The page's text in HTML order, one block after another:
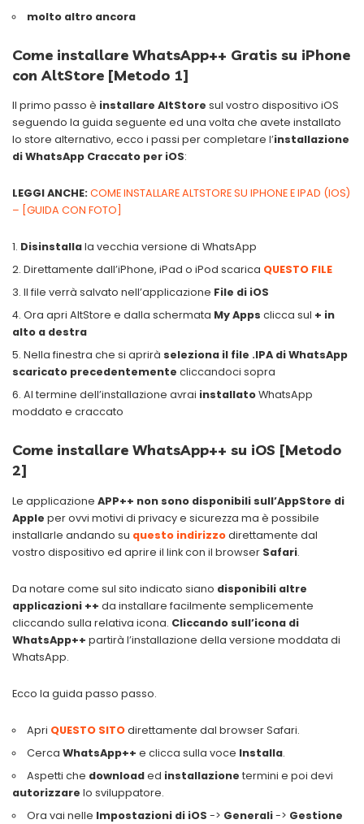
molto altro ancora
Come installare WhatsApp++ Gratis su iPhone
con AltStore [Metodo 1]
Il primo passo è installare AltStore sul vostro dispositivo iOS
seguendo la guida seguente ed una volta che avete installato
lo store alternativo, ecco i passi per completare l’installazione
di WhatsApp Craccato per iOS:
LEGGI ANCHE: COME INSTALLARE ALTSTORE SU IPHONE E IPAD (IOS)
– [GUIDA CON FOTO]
Disinstallala vecchia versione di WhatsApp
Direttamente dall’iPhone, iPad o iPod scarica QUESTO FILE
Il file verrà salvato nell’applicazione File di iOS
Ora apri AltStore e dalla schermata My Apps clicca sul + in
alto a destra
Nella finestra che si aprirà seleziona il file .IPA di WhatsApp
scaricato precedentemente cliccandoci sopra
Al termine dell’installazione avrai installatoWhatsApp
moddato e craccato
Come installare WhatsApp++ su iOS [Metodo
2]
Le applicazione APP++ non sono disponibili sull’AppStore di
Apple per ovvi motivi di privacy e sicurezza ma è possibile
installarle andando su questo indirizzodirettamente dal
vostro dispositivo ed aprire il link con il browser Safari.
Da notare come sul sito indicato siano disponibili altre
applicazioni ++ da installare facilmente semplicemente
cliccando sulla relativa icona. Cliccando sull’icona di
WhatsApp++ partirà l’installazione della versione moddata di
WhatsApp.
Ecco la guida passo passo.
Apri QUESTO SITOdirettamente dal browser Safari.
Cerca WhatsApp++ e clicca sulla voce Installa.
Aspetti che downloaded installazione termini e poi devi
autorizzare lo sviluppatore.
Ora vai nelle Impostazioni di iOS -> Generali-> Gestione